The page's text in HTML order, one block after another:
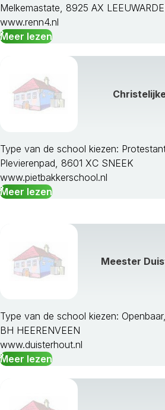
Melkemastate, 8925 AX
www.renn4.nl
Meer lezen
Type van de school kiezen:
Plevierenpad, 8601 XC SNEEK
www.pietbakkerschool.nl
Meer lezen
Meester
Type van de school kiezen:
BH HEERENVEEN
www.duisterhout.nl
Meer lezen